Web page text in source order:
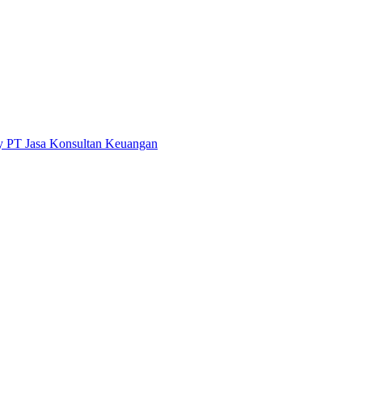
Jasa Konsultan Keuangan